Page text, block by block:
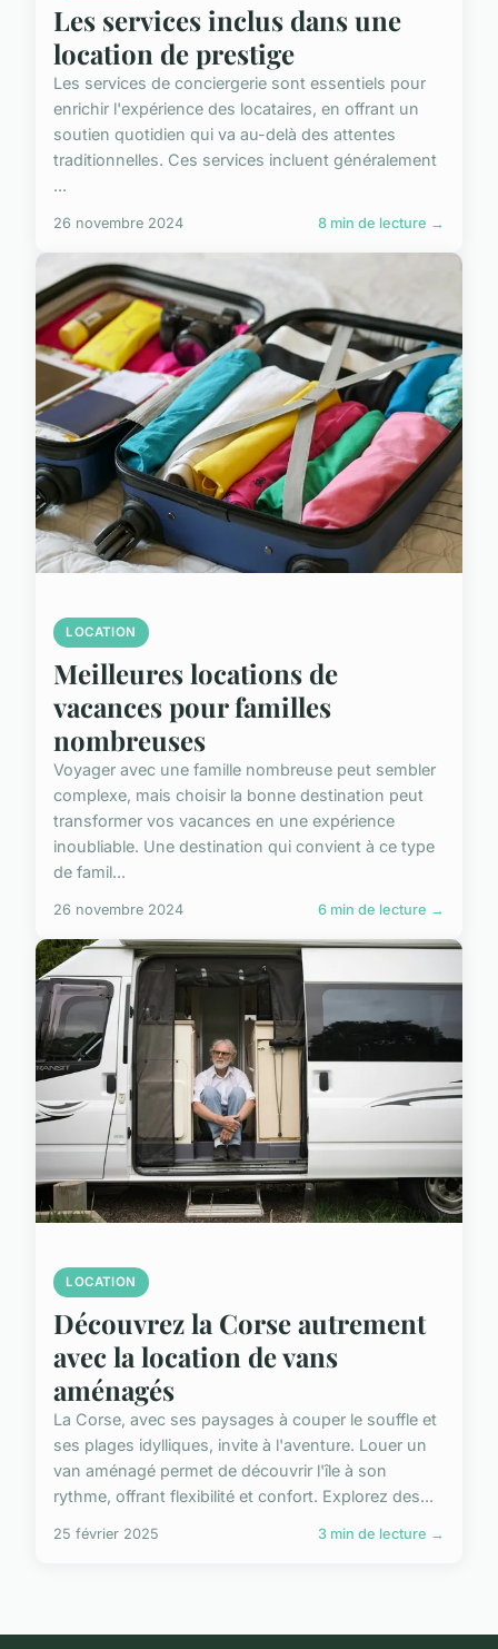
Les services inclus dans une
location de prestige
Les services de conciergerie sont essentiels pour
enrichir l'expérience des locataires, en offrant un
soutien quotidien qui va au-delà des attentes
traditionnelles. Ces services incluent généralement
...
26 novembre 2024 8 min de lecture →
LOCATION
Meilleures locations de
vacances pour familles
nombreuses
Voyager avec une famille nombreuse peut sembler
complexe, mais choisir la bonne destination peut
transformer vos vacances en une expérience
inoubliable. Une destination qui convient à ce type
de famil...
26 novembre 2024 6 min de lecture →
LOCATION
Découvrez la Corse autrement
avec la location de vans
aménagés
La Corse, avec ses paysages à couper le souffle et
ses plages idylliques, invite à l'aventure. Louer un
van aménagé permet de découvrir l'île à son
rythme, offrant flexibilité et confort. Explorez des...
25 février 2025 3 min de lecture →